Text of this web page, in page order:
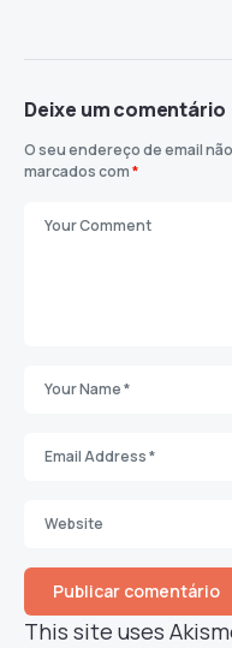
Deixe um comentário
O seu endereço de email
marcados com*
This site uses